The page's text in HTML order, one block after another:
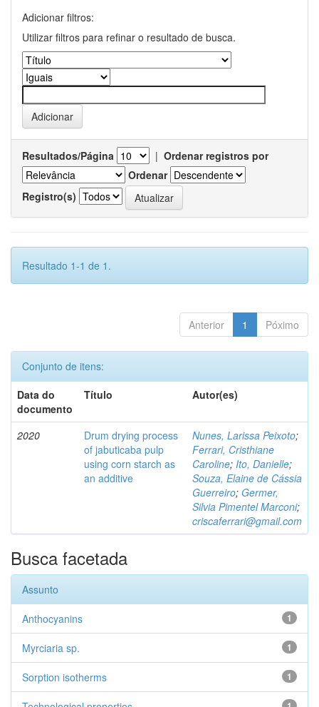
Adicionar filtros:
Utilizar filtros para refinar o resultado de busca.
Resultados/Página | Ordenar registros por
Ordenar
Registro(s)
Resultado 1-1 de 1.
Anterior 1 Póximo
Conjunto de itens:
Data do
documento
Título Autor(es)
2020
Drum drying process
of jabuticaba pulp
using corn starch as
an additive
Nunes, Larissa Peixoto;
Ferrari, Cristhiane
Caroline; Ito, Danielle;
Souza, Elaine de Cássia
Guerreiro; Germer,
Silvia Pimentel Marconi;
criscaferrari@gmail.com
Busca facetada
Assunto
1
Anthocyanins
1
Myrciaria sp.
1
Sorption isotherms